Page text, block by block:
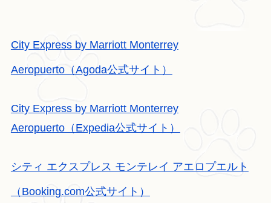
City Express by Marriott Monterrey
Aeropuerto（Agoda公式サイト）
City Express by Marriott Monterrey
Aeropuerto（Expedia公式サイト）
シティ エクスプレス モンテレイ アエロプエルト
（Booking.com公式サイト）